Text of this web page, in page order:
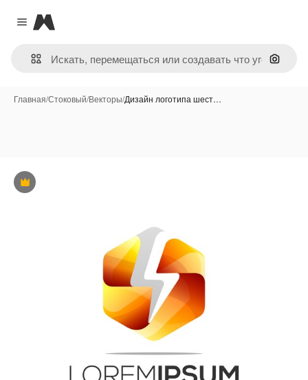
Close menu
Magnific
Поиск
Главная/Стоковый/Векторы/Дизайн логотипа шест…
Премиум